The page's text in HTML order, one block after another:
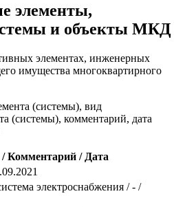
элементы,
и объекты МКД
элементах, инженерных
имущества многоквартирного
(системы), вид
(системы), комментарий, дата
Комментарий / Дата
электроснабжения / - /